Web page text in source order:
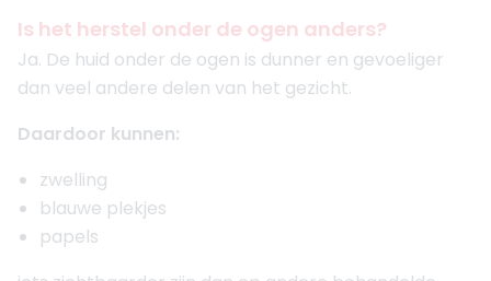
Is het herstel onder de ogen anders?
Ja. De huid onder de ogen is dunner en gevoeliger
dan veel andere delen van het gezicht.
Daardoor kunnen:
zwelling
blauwe plekjes
papels